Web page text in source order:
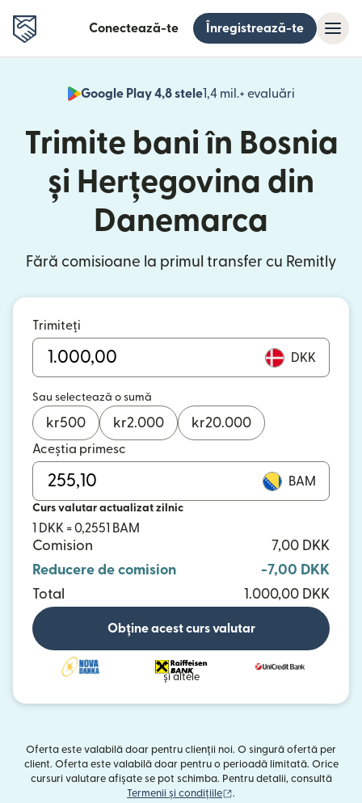
Conectează-te Înregistrează-te
Google Play 4,8 stele1,4 mil.+ evaluări
(se
Trimite bani în Bosnia
și Herțegovina din
Danemarca
Fără comisioane la primul transfer cu Remitly
Trimiteți
DKK
Sau selectează o sumă
kr500 kr2.000 kr20.000
Aceștia primesc
BAM
Curs valutar actualizat zilnic
1 DKK = 0,2551 BAM
Comision
7,00 DKK
Reducere de comision
-7,00 DKK
Total
1.000,00 DKK
Obține acest curs valutar
și altele
Oferta este valabilă doar pentru clienții noi. O singură ofertă per
client. Oferta este valabilă doar pentru o perioadă limitată. Orice
cursuri valutare afișate se pot schimba. Pentru detalii, consultă
Termenii și condițiile
.